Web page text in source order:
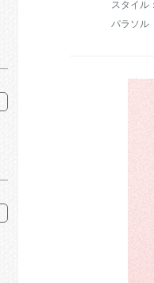
スタイル
パラソル